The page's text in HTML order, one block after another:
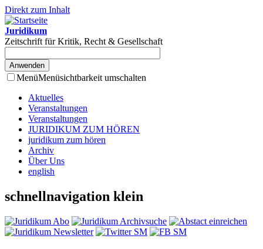
Direkt zum Inhalt
Juridikum
Zeitschrift für Kritik, Recht & Gesellschaft
MenüMenüsichtbarkeit umschalten
Aktuelles
Veranstaltungen
Veranstaltungen
JURIDIKUM ZUM HÖREN
juridikum zum hören
Archiv
Über Uns
english
schnellnavigation klein